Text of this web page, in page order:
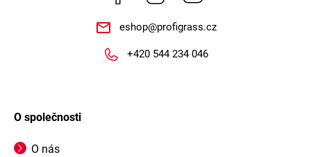
eshop@profigrass.cz
+420 544 234 046
O společnosti
O nás